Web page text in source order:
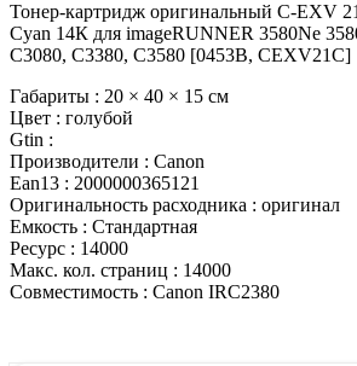
Тонер-картридж оригинальный C-EXV
Cyan 14К для imageRUNNER 3580Ne
C3080, C3380, C3580 [0453B, CEXV21C]
Габариты : 20 × 40 × 15 см
Цвет : голубой
Gtin :
Производители : Canon
Ean13 : 2000000365121
Оригинальность расходника : оригинал
Емкость : Стандартная
Ресурс : 14000
Макс. кол. страниц : 14000
Совместимость : Canon IRC2380